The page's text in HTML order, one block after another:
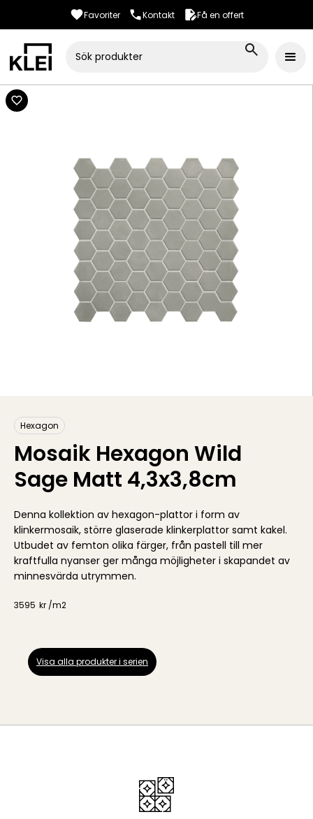
Favoriter Kontakt Få en offert
Hexagon
Mosaik Hexagon Wild
Sage Matt 4,3x3,8cm
Denna kollektion av hexagon-plattor i form av
klinkermosaik, större glaserade klinkerplattor samt kakel.
Utbudet av femton olika färger, från pastell till mer
kraftfulla nyanser ger många möjligheter i skapandet av
minnesvärda utrymmen.
3595 kr /m2
Visa alla produkter i serien